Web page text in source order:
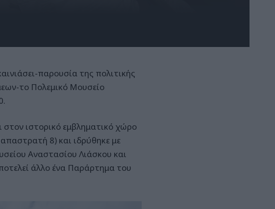
παρουσία της πολιτικής
το Πολεμικό Μουσείο
ιστορικό εμβληματικό χώρο
8) και ιδρύθηκε με
Αναστασίου Λιάσκου και
άλλο ένα Παράρτημα του